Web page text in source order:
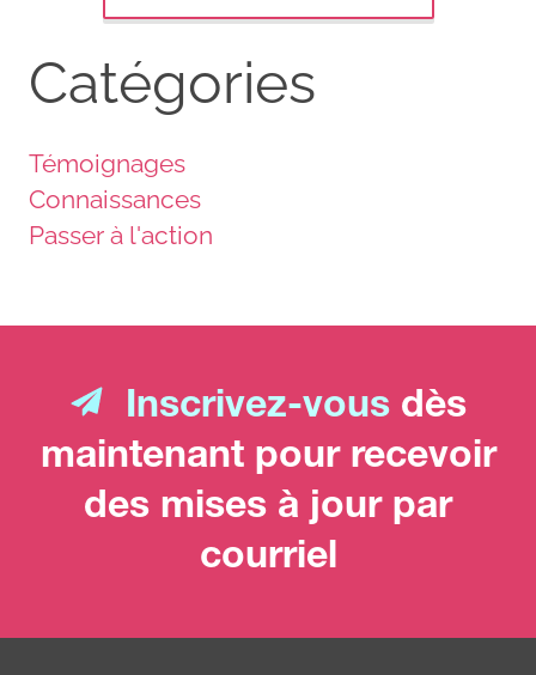
Catégories
Témoignages
Connaissances
Passer à l'action
Inscrivez-vous dès
maintenant pour recevoir
des mises à jour par
courriel